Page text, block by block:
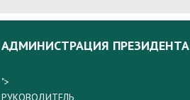
АДМИНИСТРАЦИЯ ПРЕЗИДЕНТА
">
РУКОВОДИТЕЛЬ